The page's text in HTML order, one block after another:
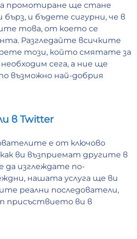
промотиране ще стане
бърз, и бъдете сигурни, че в
това, от което се
Разгледайте всичките
този, който смятате за
сега, а ние ще
възможно най-добрия
в Twitter
е от ключово
ви възприемат другите в
да изглеждате по-
нашата услуга ще ви
реални последователи,
присъствието ви в